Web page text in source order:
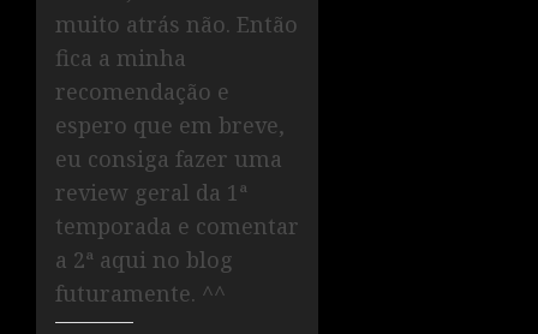
muito atrás não. Então
fica a minha
recomendação e
espero que em breve,
eu consiga fazer uma
review geral da 1ª
temporada e comentar
a 2ª aqui no blog
futuramente. ^^